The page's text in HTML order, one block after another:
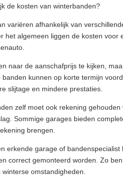
de kosten van winterbanden?
variëren afhankelijk van
het algemeen liggen de kosten
naar de aanschafprijs te kijken,
kunnen op korte termijn
slijtage en mindere prestaties.
zelf moet ook rekening
Sommige garages bieden
brengen.
erkende garage of
correct gemonteerd worden. Zo
omstandigheden.